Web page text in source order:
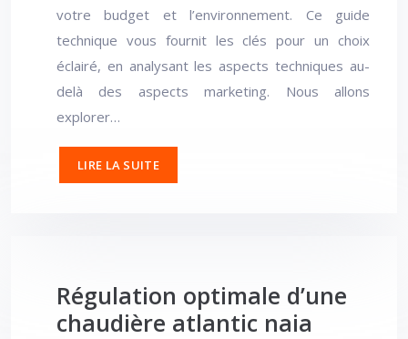
votre budget et l’environnement. Ce guide
technique vous fournit les clés pour un choix
éclairé, en analysant les aspects techniques au-
delà des aspects marketing. Nous allons
explorer…
LIRE LA SUITE
Régulation optimale d’une
chaudière atlantic naia